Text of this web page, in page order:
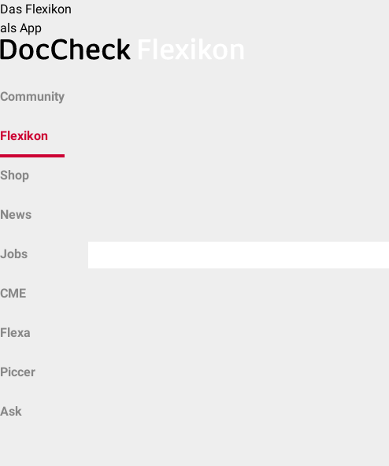
Das Flexikon
als App
Community
Flexikon
Shop
News
Jobs
CME
Flexa
Piccer
Ask